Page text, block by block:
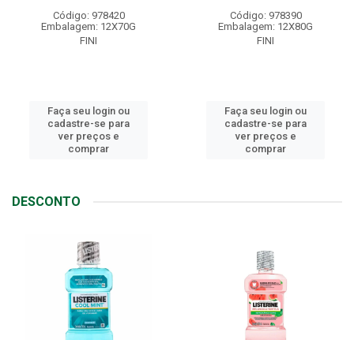
Código: 978420
Embalagem: 12X70G
FINI
Faça seu login ou
cadastre-se para
ver preços e
comprar
Código: 978390
Embalagem: 12X80G
FINI
Faça seu login ou
cadastre-se para
ver preços e
comprar
DESCONTO